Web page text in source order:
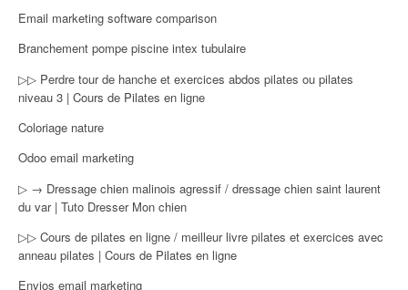
Email marketing software comparison
Branchement pompe piscine intex tubulaire
▷▷ Perdre tour de hanche et exercices abdos pilates ou pilates
niveau 3 | Cours de Pilates en ligne
Coloriage nature
Odoo email marketing
▷ → Dressage chien malinois agressif / dressage chien saint laurent
du var | Tuto Dresser Mon chien
▷▷ Cours de pilates en ligne / meilleur livre pilates et exercices avec
anneau pilates | Cours de Pilates en ligne
Envios email marketing